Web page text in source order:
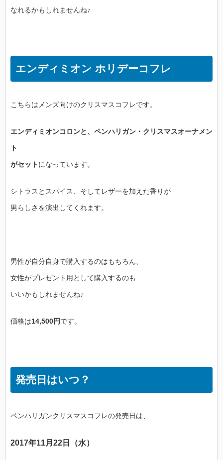
なれるかもしれませんね♪
エンディミオン ホリデーコフレ
こちらはメンズ向けのクリスマスコフレです。
エンディミオンコロンと、ペンハリガン・クリスマスオーナメン
ト
がセットになっています。
シトラスとスパイス、そしてレザーを加えた香りが
男らしさを演出してくれます。
男性が自分自身で購入するのはもちろん、
女性がプレゼント用として購入するのも
いいかもしれませんね♪
価格は14,500円です。
発売日はいつ？
ペンハリガンクリスマスコフレの発売日は、
2017年11月22日（水）